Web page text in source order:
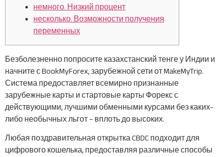
немного. Низкий процент
несколько. Возможности получения
переменных
Безболезненно попросите казахстанский тенге у Индии и
начните с BookMyForex, зарубежной сети от MakeMyTrip.
Система предоставляет всемирно признанные
зарубежные карты и стартовые карты Форекс с
действующими, лучшими обменными курсами без каких-
либо необычных льгот – вплоть до высоких.
Любая поздравительная открытка CBDC подходит для
цифрового кошелька, предоставляя различные способы